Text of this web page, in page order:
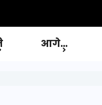
आगे…